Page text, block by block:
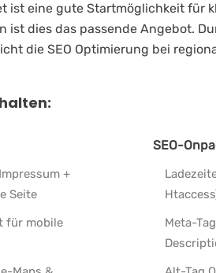
ist eine gute Startmöglichkeit für
ist dies das passende Angebot.
die SEO Optimierung bei
+
Seite
für mobile
SEO-
Meta-